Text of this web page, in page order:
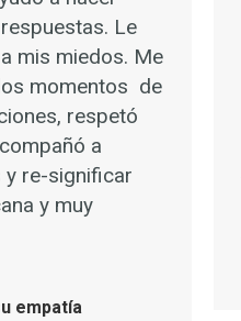
Le
mis miedos. Me
momentos de
respetó
a
y re-significar
y muy
empatía